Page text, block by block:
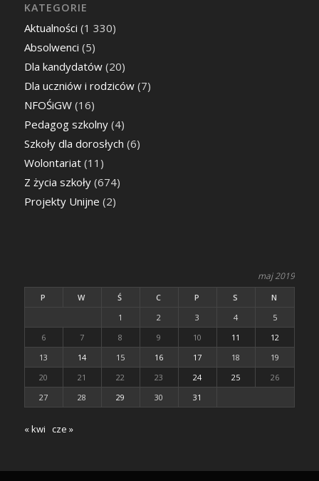
KATEGORIE
Aktualności (1 330)
Absolwenci (5)
Dla kandydatów(20)
Dla uczniów i rodziców(7)
NFOŚiGW(16)
Pedagog szkolny(4)
Szkoły dla dorosłych (6)
Wolontariat(11)
Z życia szkoły(674)
Projekty Unijne (2)
maj 2019
P W Ś C P S
N
1
2 3 4
5
6
7 8 9 10 11
12
13
14 15 16 17 18
19
20
21 22 23 24 25
26
27
28 29 30 31
« kwi cze »